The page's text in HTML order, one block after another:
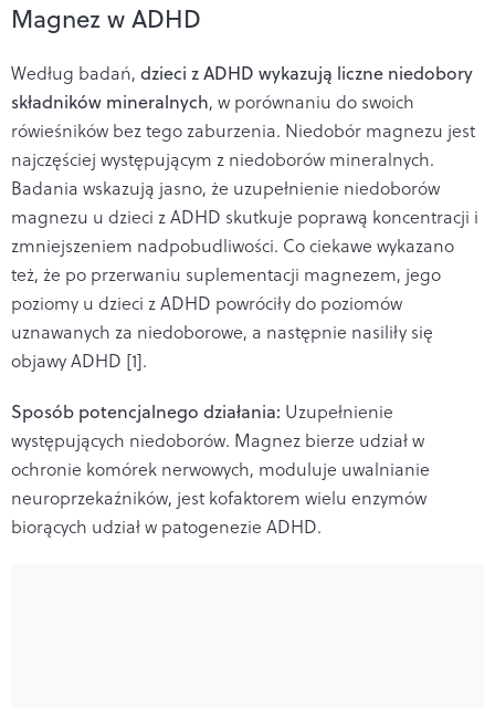
Magnez w ADHD
Według badań, dzieci z ADHD wykazują liczne niedobory
składników mineralnych, w porównaniu do swoich
rówieśników bez tego zaburzenia. Niedobór magnezu jest
najczęściej występującym z niedoborów mineralnych.
Badania wskazują jasno, że uzupełnienie niedoborów
magnezu u dzieci z ADHD skutkuje poprawą koncentracji i
zmniejszeniem nadpobudliwości. Co ciekawe wykazano
też, że po przerwaniu suplementacji magnezem, jego
poziomy u dzieci z ADHD powróciły do poziomów
uznawanych za niedoborowe, a następnie nasiliły się
objawy ADHD [1].
Sposób potencjalnego działania: Uzupełnienie
występujących niedoborów. Magnez bierze udział w
ochronie komórek nerwowych, moduluje uwalnianie
neuroprzekaźników, jest kofaktorem wielu enzymów
biorących udział w patogenezie ADHD.